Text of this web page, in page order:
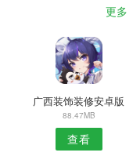
更多
广西装饰装修安卓版
88.47MB
查看